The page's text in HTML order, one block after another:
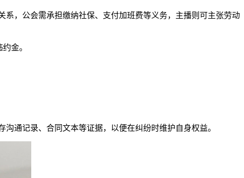
，公会需承担缴纳社保、支付加班费等义务，主播则可主张劳动
金。
通记录、合同文本等证据，以便在纠纷时维护自身权益。